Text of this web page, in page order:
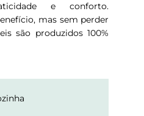
e conforto.
mas sem perder
são produzidos 100%